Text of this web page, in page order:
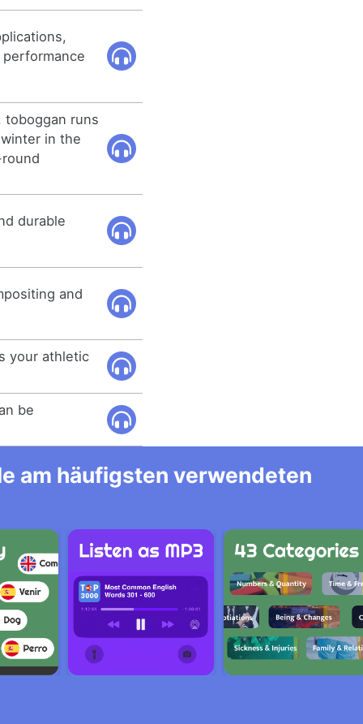
toboggan runs
in the
durable
and
your athletic
be
am häufigsten verwendeten